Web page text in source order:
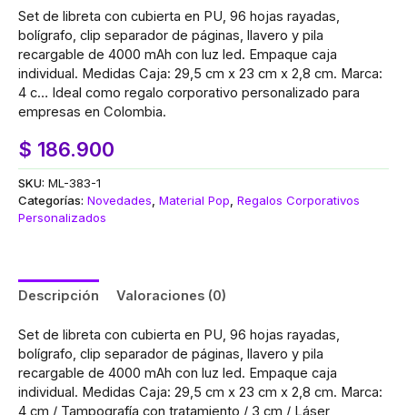
Set de libreta con cubierta en PU, 96 hojas rayadas,
bolígrafo, clip separador de páginas, llavero y pila
recargable de 4000 mAh con luz led. Empaque caja
individual. Medidas Caja: 29,5 cm x 23 cm x 2,8 cm. Marca:
4 c… Ideal como regalo corporativo personalizado para
empresas en Colombia.
$ 186.900
SKU: ML-383-1
Categorías: Novedades Material Pop Regalos Corporativos
Personalizados
Descripción Valoraciones (0)
Set de libreta con cubierta en PU, 96 hojas rayadas,
bolígrafo, clip separador de páginas, llavero y pila
recargable de 4000 mAh con luz led. Empaque caja
individual. Medidas Caja: 29,5 cm x 23 cm x 2,8 cm. Marca:
4 cm / Tampografía con tratamiento / 3 cm / Láser